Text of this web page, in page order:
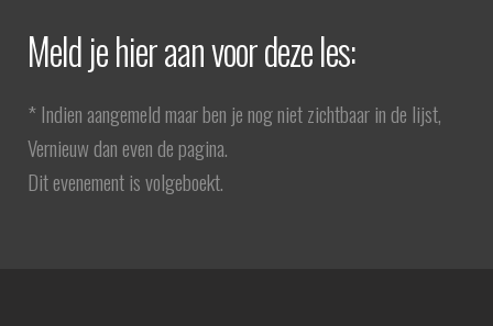
Meld je hier aan voor deze les:
* Indien aangemeld maar ben je nog niet zichtbaar in de lijst,
Vernieuw dan even de pagina.
Dit evenement is volgeboekt.